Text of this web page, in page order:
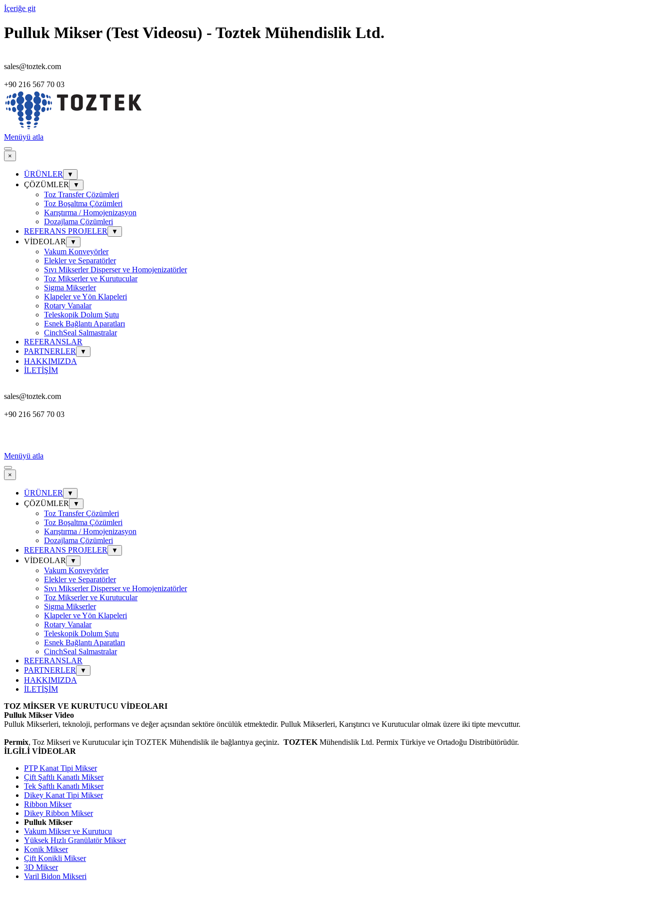
İçeriğe git
Pulluk Mikser (Test Videosu) - Toztek Mühendislik Ltd.
sales@toztek.com
+90 216 567 70 03
Menüyü atla
×
ÜRÜNLER ▼
ÇÖZÜMLER ▼
Toz Transfer Çözümleri
Toz Boşaltma Çözümleri
Karıştırma / Homojenizasyon
Dozajlama Çözümleri
REFERANS PROJELER
▼
VİDEOLAR ▼
Vakum Konveyörler
Elekler ve Separatörler
Sıvı Mikserler Disperser ve Homojenizatörler
Toz Mikserler ve Kurutucular
Sigma Mikserler
Klapeler ve Yön Klapeleri
Rotary Vanalar
Teleskopik Dolum Şutu
Esnek Bağlantı Aparatları
CinchSeal Salmastralar
REFERANSLAR
PARTNERLER
▼
HAKKIMIZDA
İLETİŞİM
sales@toztek.com
+90 216 567 70 03
Menüyü atla
×
ÜRÜNLER ▼
ÇÖZÜMLER ▼
Toz Transfer Çözümleri
Toz Boşaltma Çözümleri
Karıştırma / Homojenizasyon
Dozajlama Çözümleri
REFERANS PROJELER
▼
VİDEOLAR ▼
Vakum Konveyörler
Elekler ve Separatörler
Sıvı Mikserler Disperser ve Homojenizatörler
Toz Mikserler ve Kurutucular
Sigma Mikserler
Klapeler ve Yön Klapeleri
Rotary Vanalar
Teleskopik Dolum Şutu
Esnek Bağlantı Aparatları
CinchSeal Salmastralar
REFERANSLAR
PARTNERLER
▼
HAKKIMIZDA
İLETİŞİM
TOZ MİKSER VE KURUTUCU VİDEOLARI
Pulluk Mikser Video
Pulluk Mikserleri, teknoloji, performans ve değer açısından sektöre öncülük etmektedir. Pulluk Mikserleri, Karıştırıcı ve Kurutucular olmak üzere iki tipte mevcuttur.
Permix, Toz Mikseri ve Kurutucular için TOZTEK Mühendislik ile bağlantıya geçiniz. TOZTEK Mühendislik Ltd. Permix Türkiye ve Ortadoğu Distribütörüdür.
İLGİLİ VİDEOLAR
PTP Kanat Tipi Mikser
Çift Şaftlı Kanatlı Mikser
Tek Şaftlı Kanatlı Mikser
Dikey Kanat Tipi Mikser
Ribbon Mikser
Dikey Ribbon Mikser
Pulluk Mikser
Vakum Mikser ve Kurutucu
Yüksek Hızlı Granülatör Mikser
Konik Mikser
Çift Konikli Mikser
3D Mikser
Varil Bidon Mikseri